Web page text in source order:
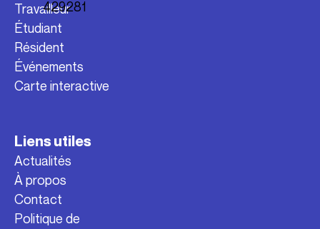
Travailleur
Étudiant
Résident
Événements
Carte interactive
Liens utiles
Actualités
À propos
Contact
Politique de